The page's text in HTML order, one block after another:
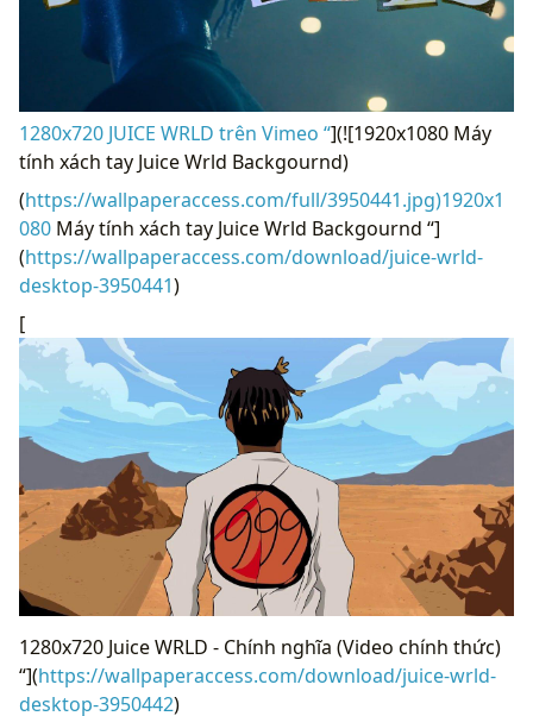
1280x720 JUICE WRLD trên Vimeo “](![1920x1080 Máy
tính xách tay Juice Wrld Backgournd)
(https://wallpaperaccess.com/full/3950441.jpg)1920x1
080 Máy tính xách tay Juice Wrld Backgournd “]
(https://wallpaperaccess.com/download/juice-wrld-
desktop-3950441)
[
1280x720 Juice WRLD - Chính nghĩa (Video chính thức)
“](https://wallpaperaccess.com/download/juice-wrld-
desktop-3950442)